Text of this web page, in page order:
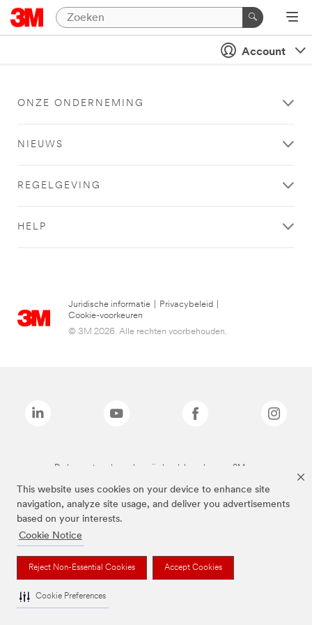
This website uses cookies on your device to enhance site
navigation, analyze site usage, and deliver you advertisements
based on your interests.
Cookie Notice
Reject Non-Essential Cookies Accept Cookies
Cookie Preferences
Account
ONZE ONDERNEMING
NIEUWS
REGELGEVING
HELP
Juridische informatie Privacybeleid
Cookie-voorkeuren
© 3M 2026. Alle rechten voorbehouden.
De bovenstaande merken zijn handelsmerken van 3M.we